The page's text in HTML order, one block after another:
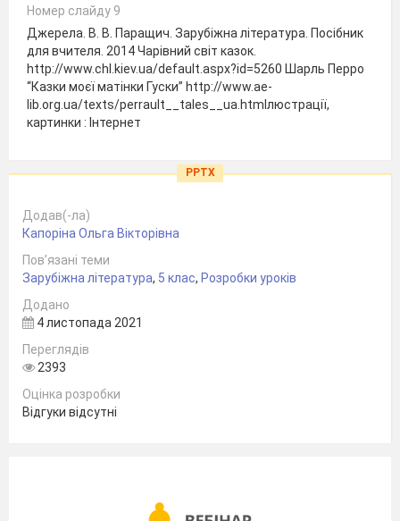
Номер слайду 9
Джерела. В. В. Паращич. Зарубіжна література. Посібник
для вчителя. 2014 Чарівний світ казок.
http://www.chl.kiev.ua/default.aspx?id=5260 Шарль Перро
“Казки моєї матінки Гуски” http://www.ae-
lib.org.ua/texts/perrault__tales__ua.htmІлюстрації,
картинки : Інтернет
PPTX
Додав(-ла)
Капоріна Ольга Вікторівна
Пов’язані теми
Зарубіжна література, 5 клас, Розробки уроків
Додано
4 листопада 2021
Переглядів
2393
Оцінка розробки
Відгуки відсутні